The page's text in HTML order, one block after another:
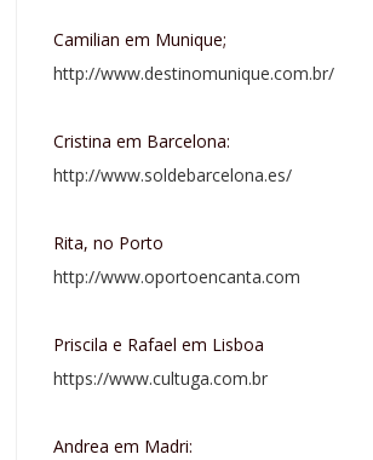
Camilian em Munique;
http://www.destinomunique.com.br/
Cristina em Barcelona:
http://www.soldebarcelona.es/
Rita, no Porto
http://www.oportoencanta.com
Priscila e Rafael em Lisboa
https://www.cultuga.com.br
Andrea em Madri: